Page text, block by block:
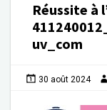
Réussite à
uv_com
30 août 2024